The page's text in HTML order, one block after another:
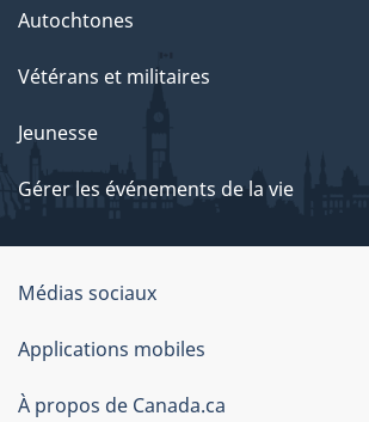
Autochtones
Vétérans et militaires
Jeunesse
Gérer les événements de la vie
Organisation
du
gouvernement
du
Médias sociaux
Applications mobiles
À propos de Canada.ca